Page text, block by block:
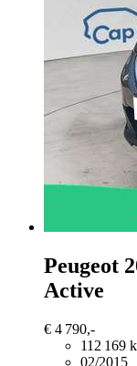
Peugeot
Active
€ 4 790,-
112 169
02/2015